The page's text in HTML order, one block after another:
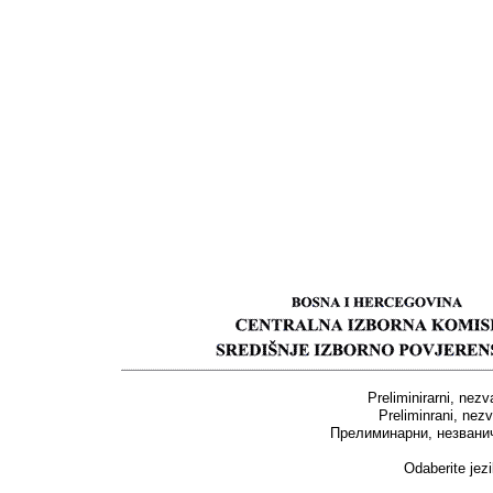
Preliminirarni,
Preliminrani,
Прелиминарни,
Odaberite